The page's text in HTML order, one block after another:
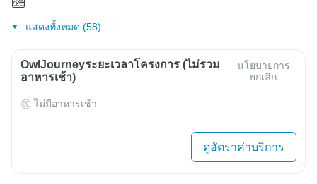
แสดงทั้งหมด (58)
OwlJourneyระยะเวลาโครงการ (ไม่รวม
อาหารเช้า)
นโยบายการ
ยกเลิก
ไม่มีอาหารเช้า
ดูอัตราค่าบริการ